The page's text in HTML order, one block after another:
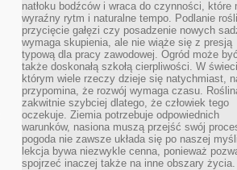
natłoku bodźców i wraca do czynności, które
wyraźny rytm i naturalne tempo. Podlanie
przycięcie gałęzi czy posadzenie nowych
wymaga skupienia, ale nie wiąże się z presją
typową dla pracy zawodowej. Ogród może być
także doskonałą szkołą cierpliwości. W
którym wiele rzeczy dzieje się natychmiast,
przypomina, że rozwój wymaga czasu.
zakwitnie szybciej dlatego, że człowiek tego
oczekuje. Ziemia potrzebuje odpowiednich
warunków, nasiona muszą przejść swój
pogoda nie zawsze układa się po naszej
lekcja bywa niezwykle cenna, ponieważ
spojrzeć inaczej także na inne obszary życia.